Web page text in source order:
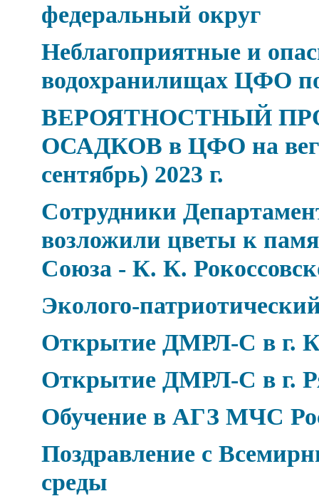
федеральный округ
Неблагоприятные и
водохранилищах ЦФО по
ВЕРОЯТНОСТНЫЙ
ОСАДКОВ в ЦФО на
сентябрь) 2023 г.
Сотрудники
возложили цветы к
Союза - К. К.
Эколого-
Открытие ДМРЛ-С в г.
Открытие ДМРЛ-С в г.
Обучение в АГЗ МЧС
Поздравление с
среды